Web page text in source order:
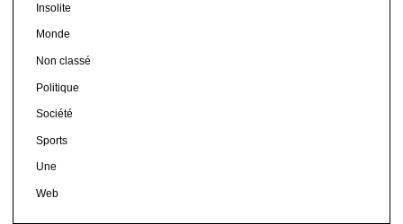
Insolite
Monde
Non classé
Politique
Société
Sports
Une
Web